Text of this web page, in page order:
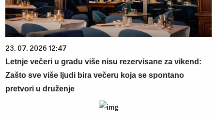
23. 07. 2026 12:47
Letnje večeri u gradu više nisu rezervisane za vikend:
Zašto sve više ljudi bira večeru koja se spontano
pretvori u druženje